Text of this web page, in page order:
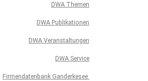
DWA Themen
DWA Publikationen
DWA Veranstaltungen
DWA Service
Firmendatenbank Ganderkesee